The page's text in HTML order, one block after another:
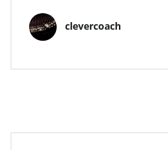
clevercoach